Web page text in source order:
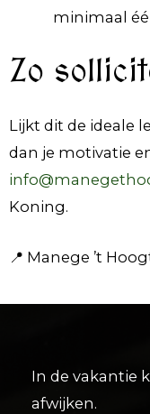
minimaal
Zo
Lijkt dit de ideale
dan je motivatie
Koning.
📍 Manege ’t
In de vakantie
afwijken.